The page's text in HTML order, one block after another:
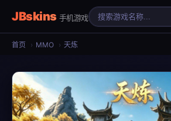
JBskins 手机游戏
首页 › MMO › 天炼